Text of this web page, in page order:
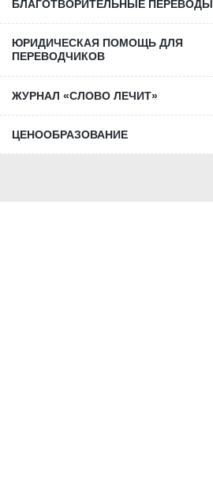
БЛАГОТВОРИТЕЛЬНЫЕ ПЕРЕВОДЫ
ЮРИДИЧЕСКАЯ ПОМОЩЬ ДЛЯ
ПЕРЕВОДЧИКОВ
ЖУРНАЛ «СЛОВО ЛЕЧИТ»
ЦЕНООБРАЗОВАНИЕ